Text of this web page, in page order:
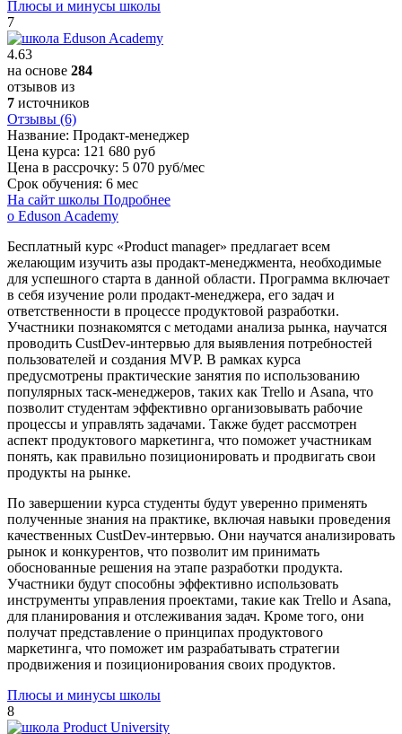
Плюсы и минусы школы
7
4.63
на основе 284
отзывов из
7 источников
Отзывы (6)
Название: Продакт-менеджер
Цена курса: 121 680 руб
Цена в рассрочку: 5 070 руб/мес
Срок обучения: 6 мес
На сайт школы Подробнее
о Eduson Academy
Бесплатный курс «Product manager» предлагает всем
желающим изучить азы продакт-менеджмента, необходимые
для успешного старта в данной области. Программа включает
в себя изучение роли продакт-менеджера, его задач и
ответственности в процессе продуктовой разработки.
Участники познакомятся с методами анализа рынка, научатся
проводить CustDev-интервью для выявления потребностей
пользователей и создания MVP. В рамках курса
предусмотрены практические занятия по использованию
популярных таск-менеджеров, таких как Trello и Asana, что
позволит студентам эффективно организовывать рабочие
процессы и управлять задачами. Также будет рассмотрен
аспект продуктового маркетинга, что поможет участникам
понять, как правильно позиционировать и продвигать свои
продукты на рынке.
По завершении курса студенты будут уверенно применять
полученные знания на практике, включая навыки проведения
качественных CustDev-интервью. Они научатся анализировать
рынок и конкурентов, что позволит им принимать
обоснованные решения на этапе разработки продукта.
Участники будут способны эффективно использовать
инструменты управления проектами, такие как Trello и Asana,
для планирования и отслеживания задач. Кроме того, они
получат представление о принципах продуктового
маркетинга, что поможет им разрабатывать стратегии
продвижения и позиционирования своих продуктов.
Плюсы и минусы школы
8